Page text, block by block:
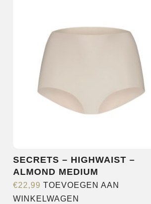
SECRETS – HIGHWAIST –
ALMOND MEDIUM
€22,99 TOEVOEGEN AAN
WINKELWAGEN